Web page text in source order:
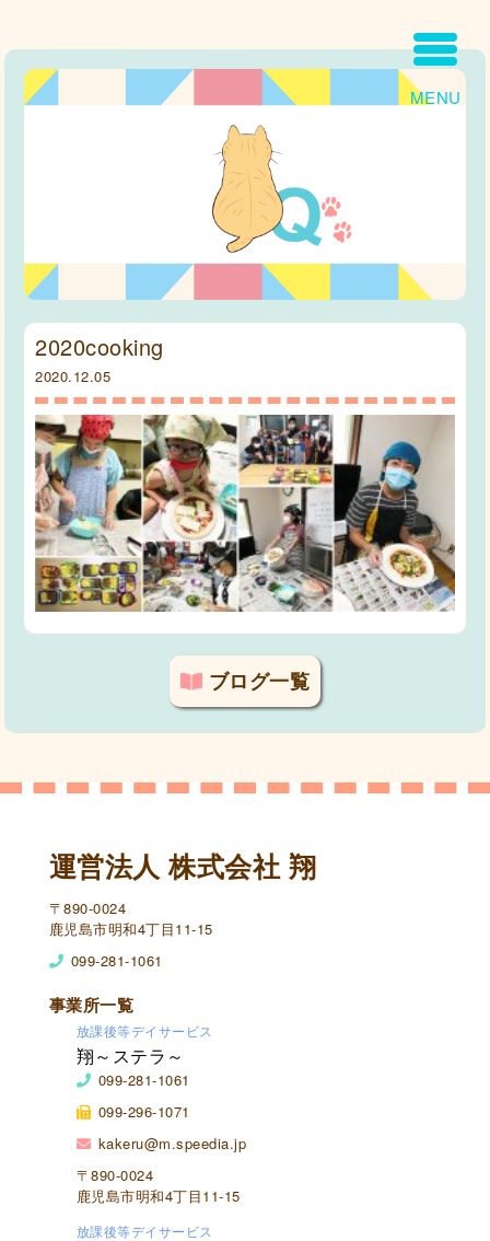
MENU
2020cooking
2020.12.05
ブログ一覧
運営法人 株式会社 翔
〒890-0024
鹿児島市明和4丁目11-15
099-281-1061
事業所一覧
放課後等デイサービス
翔～ステラ～
099-281-1061
099-296-1071
kakeru@m.speedia.jp
〒890-0024
鹿児島市明和4丁目11-15
放課後等デイサービス